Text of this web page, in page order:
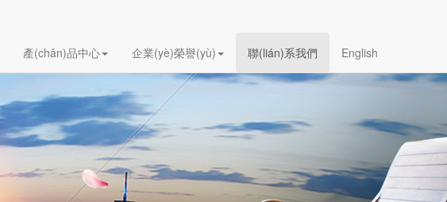
產(chǎn)品中心 企業(yè)榮譽(yù) 聯(lián)系我們 English